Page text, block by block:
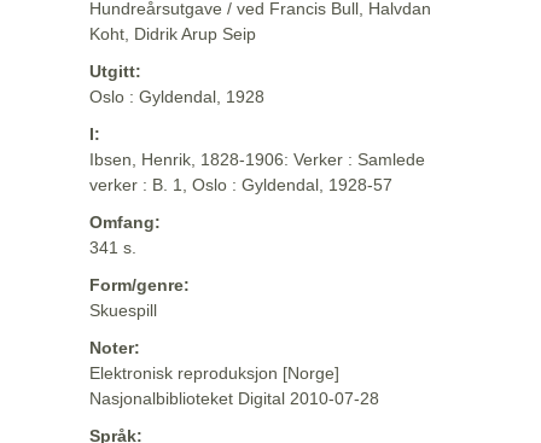
Hundreårsutgave / ved Francis Bull, Halvdan
Koht, Didrik Arup Seip
Utgitt:
Oslo : Gyldendal, 1928
I:
Ibsen, Henrik, 1828-1906: Verker : Samlede
verker : B. 1, Oslo : Gyldendal, 1928-57
Omfang:
341 s.
Form/genre:
Skuespill
Noter:
Elektronisk reproduksjon [Norge]
Nasjonalbiblioteket Digital 2010-07-28
Språk: